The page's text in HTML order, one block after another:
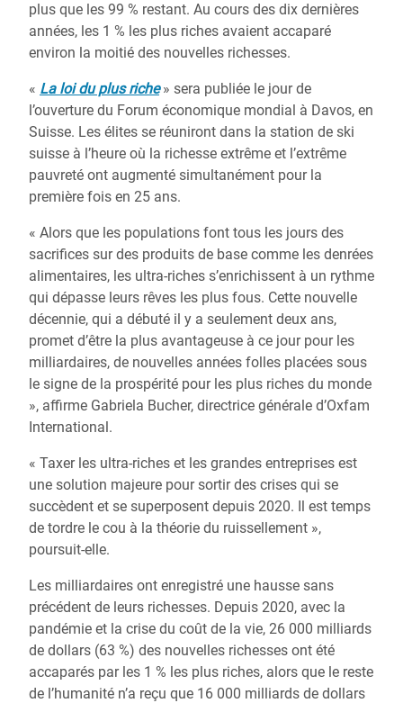
plus que les 99 % restant. Au cours des dix dernières
années, les 1 % les plus riches avaient accaparé
environ la moitié des nouvelles richesses.
« La loi du plus riche» sera publiée le jour de
l’ouverture du Forum économique mondial à Davos, en
Suisse. Les élites se réuniront dans la station de ski
suisse à l’heure où la richesse extrême et l’extrême
pauvreté ont augmenté simultanément pour la
première fois en 25 ans.
« Alors que les populations font tous les jours des
sacrifices sur des produits de base comme les denrées
alimentaires, les ultra-riches s’enrichissent à un rythme
qui dépasse leurs rêves les plus fous. Cette nouvelle
décennie, qui a débuté il y a seulement deux ans,
promet d’être la plus avantageuse à ce jour pour les
milliardaires, de nouvelles années folles placées sous
le signe de la prospérité pour les plus riches du monde
», affirme Gabriela Bucher, directrice générale d’Oxfam
International.
« Taxer les ultra-riches et les grandes entreprises est
une solution majeure pour sortir des crises qui se
succèdent et se superposent depuis 2020. Il est temps
de tordre le cou à la théorie du ruissellement »,
poursuit-elle.
Les milliardaires ont enregistré une hausse sans
précédent de leurs richesses. Depuis 2020, avec la
pandémie et la crise du coût de la vie, 26 000 milliards
de dollars (63 %) des nouvelles richesses ont été
accaparés par les 1 % les plus riches, alors que le reste
de l’humanité n’a reçu que 16 000 milliards de dollars